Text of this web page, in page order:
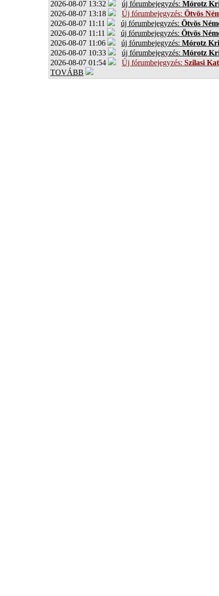
2026-08-07 13:32 új fórumbejegyzés: Mórotz
2026-08-07 13:18
Új fórumbejegyzés: Ötvös
2026-08-07 11:11
új fórumbejegyzés: Ötvös
2026-08-07 11:11
új fórumbejegyzés: Ötvös
2026-08-07 11:06
új fórumbejegyzés: Mórotz
2026-08-07 10:33
új fórumbejegyzés: Mórotz
2026-08-07 01:54
Új fórumbejegyzés: Szilasi
TOVÁBB